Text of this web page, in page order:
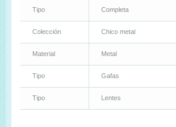
Tipo Completa
Colección Chico metal
Material Metal
Tipo Gafas
Tipo Lentes